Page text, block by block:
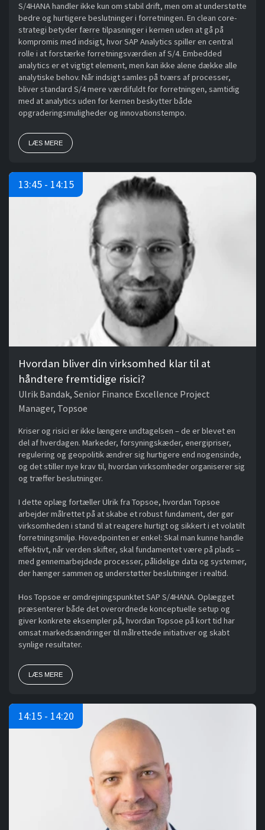
S/4HANA handler ikke kun om stabil drift, men om at understøtte
bedre og hurtigere beslutninger i forretningen. En clean core-
strategi betyder færre tilpasninger i kernen uden at gå på
kompromis med indsigt, hvor SAP Analytics spiller en central
rolle i at forstærke forretningsværdien af S/4. Embedded
analytics er et vigtigt element, men kan ikke alene dække alle
analytiske behov. Når indsigt samles på tværs af processer,
bliver standard S/4 mere værdifuldt for forretningen, samtidig
med at analytics uden for kernen beskytter både
opgraderingsmuligheder og innovationstempo.
LÆS MERE
Hvordan bliver din virksomhed klar til at
håndtere fremtidige risici?
Ulrik Bandak, Senior Finance Excellence Project
Manager, Topsoe
Kriser og risici er ikke længere undtagelsen – de er blevet en
del af hverdagen. Markeder, forsyningskæder, energipriser,
regulering og geopolitik ændrer sig hurtigere end nogensinde,
og det stiller nye krav til, hvordan virksomheder organiserer sig
og træffer beslutninger.
I dette oplæg fortæller Ulrik fra Topsoe, hvordan Topsoe
arbejder målrettet på at skabe et robust fundament, der gør
virksomheden i stand til at reagere hurtigt og sikkert i et volatilt
forretningsmiljø. Hovedpointen er enkel: Skal man kunne handle
effektivt, når verden skifter, skal fundamentet være på plads –
med gennemarbejdede processer, pålidelige data og systemer,
der hænger sammen og understøtter beslutninger i realtid.
Hos Topsoe er omdrejningspunktet SAP S/4HANA. Oplægget
præsenterer både det overordnede konceptuelle setup og
giver konkrete eksempler på, hvordan Topsoe på kort tid har
omsat markedsændringer til målrettede initiativer og skabt
synlige resultater.
LÆS MERE
13:45 - 14:15
14:15 - 14:20